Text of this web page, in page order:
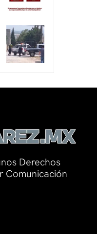
Derechos
Comunicación